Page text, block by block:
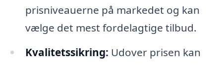
prisniveauerne på markedet og kan
vælge det mest fordelagtige tilbud.
Kvalitetssikring: Udover prisen kan